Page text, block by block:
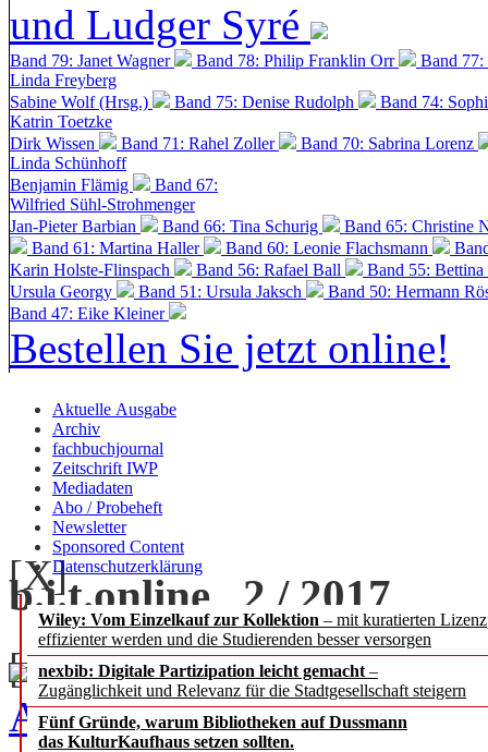
und Ludger Syré
Band 79: Janet Wagner Band 78: Philip Franklin Orr
Band
Linda Freyberg
Sabine Wolf (Hrsg.)
Band 75: Denise Rudolph
Band 74:
Katrin Toetzke
Dirk Wissen
Band 71: Rahel Zoller
Band 70: Sabrina Lorenz
Linda Schünhoff
Benjamin Flämig
Band 67:
Wilfried Sühl-Strohmenger
Jan-Pieter Barbian
Band 66: Tina Schurig
Band 65: Christine
Band 61: Martina Haller
Band 60: Leonie Flachsmann
Karin Holste-Flinspach
Band 56: Rafael Ball
Band 55:
Ursula Georgy
Band 51: Ursula Jaksch Band 50: Hermann
Band 47: Eike Kleiner
Bestellen Sie jetzt online!
Aktuelle Ausgabe
Archiv
fachbuchjournal
Zeitschrift IWP
Mediadaten
Abo / Probeheft
Newsletter
Sponsored Content
Datenschutzerklärung
Wiley: Vom Einzelkauf zur Kollektion – mit kuratierten
effizienter werden und die Studierenden besser versorgen
nexbib: Digitale Partizipation leicht gemacht –
Zugänglichkeit und Relevanz für die Stadtgesellschaft steigern
Fünf Gründe, warum Bibliotheken auf Dussmann
das KulturKaufhaus setzen sollten.
b.i.t.online 2 / 2017
[+] zoom
[X]
Ausgabe 2 / 2017 als PDF